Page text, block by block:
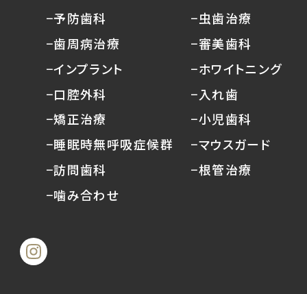
−予防歯科
−歯周病治療
−インプラント
−口腔外科
−矯正治療
−睡眠時無呼吸症候群
−訪問歯科
−噛み合わせ
−虫歯治療
−審美歯科
−ホワイトニング
−入れ歯
−小児歯科
−マウスガード
−根管治療